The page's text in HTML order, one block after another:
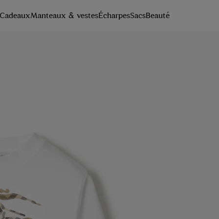
CadeauxManteaux & vestesÉcharpesSacsBeauté